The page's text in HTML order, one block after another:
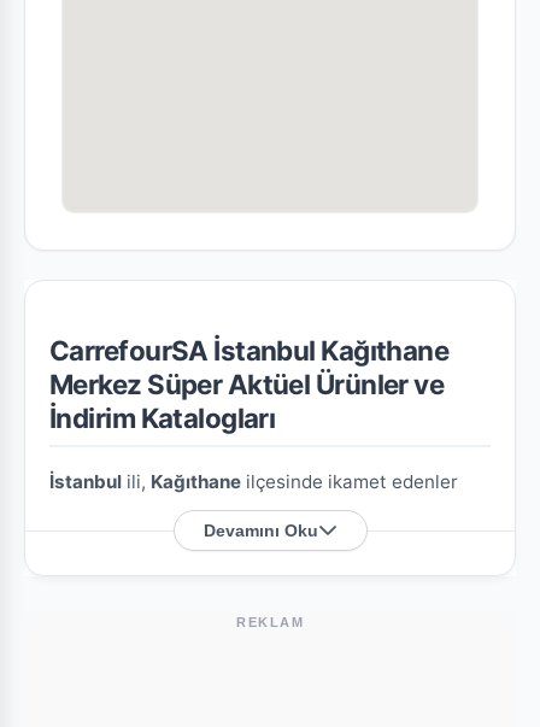
CarrefourSA İstanbul Kağıthane
Merkez Süper Aktüel Ürünler ve
İndirim Katalogları
İstanbul ili, Kağıthane ilçesinde ikamet edenler
CarrefourSA İstanbul Kağıthane Merkez
şubesine özel en güncel indirim broşürlerini
ve aktüel ürün fırsatlarını bu sayfada derledik.
CarrefourSA İstanbul Kağıthane Merkez
Devamını Oku
REKLAM